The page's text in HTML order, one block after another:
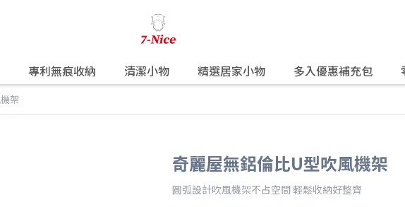
商取貨，訂單將會由系統取消，恕不
專利無痕收納 清潔小物 精選居家小物 多入優惠補充包
架
奇麗屋無鋁倫比U型吹風機架
圓弧設計吹風機架不占空間 輕鬆收納好整齊